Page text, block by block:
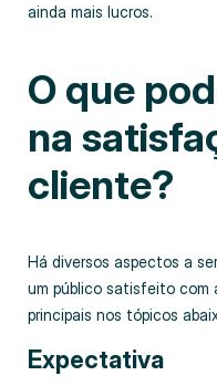
ainda mais lucros.
O que
na
cliente?
Há diversos aspectos a
um público satisfeito com
principais nos tópicos
Expectativa